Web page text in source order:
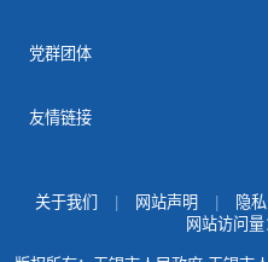
党群团体
友情链接
关于我们 网站声明 隐
网站访问量